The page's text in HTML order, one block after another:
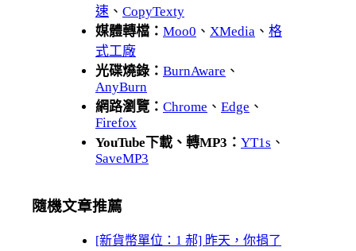
速 、 CopyTexty
媒體轉檔： Moo0 、 XMedia 、 格
式工廠
光碟燒錄： BurnAware 、
AnyBurn
網路瀏覽： Chrome 、 Edge 、
Firefox
YouTube下載、轉MP3： YT1s 、
SaveMP3
隨機文章推薦
[新貨幣單位：1 郝] 昨天，你捐了